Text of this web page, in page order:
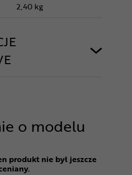
2,40 kg
o modelu
produkt nie był jeszcze